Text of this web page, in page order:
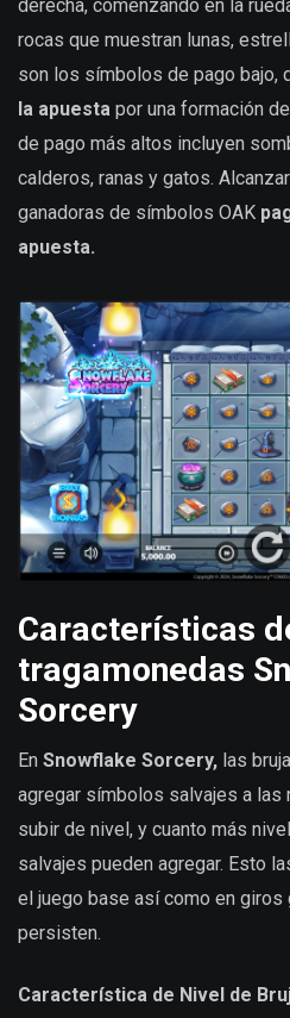
derecha, comenzando en la
rocas que muestran lunas,
son los símbolos de pago bajo,
la apuesta por una formación
de pago más altos incluyen
calderos, ranas y gatos.
ganadoras de símbolos OAK
apuesta.
Características
tragamonedas
Sorcery
En Snowflake Sorcery, las
agregar símbolos salvajes a las
subir de nivel, y cuanto más
salvajes pueden agregar. Esto
el juego base así como en
persisten.
Característica de Nivel de